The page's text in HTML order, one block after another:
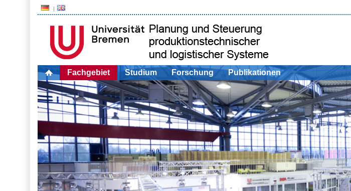
Fachgebiet Studium Forschung Publikationen